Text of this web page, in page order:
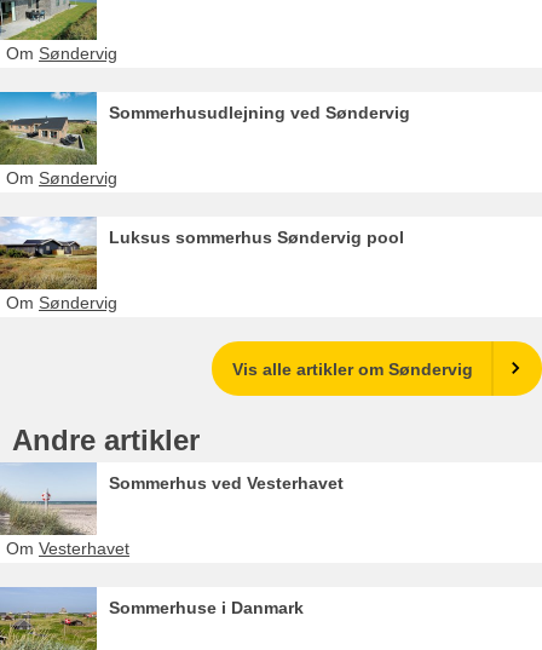
Om Søndervig
Sommerhusudlejning ved Søndervig
Om Søndervig
Luksus sommerhus Søndervig pool
Om Søndervig
Vis alle artikler om Søndervig
Andre artikler
Sommerhus ved Vesterhavet
Om Vesterhavet
Sommerhuse i Danmark